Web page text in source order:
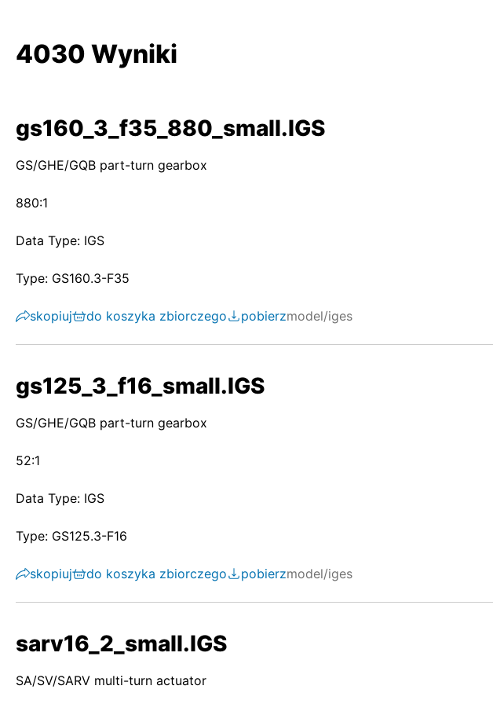
4030 Wyniki
gs160_3_f35_880_small.IGS
GS/GHE/GQB part-turn gearbox
880:1
Data Type: IGS
Type: GS160.3-F35
skopiuj do koszyka zbiorczego pobierzmodel/iges
gs125_3_f16_small.IGS
GS/GHE/GQB part-turn gearbox
52:1
Data Type: IGS
Type: GS125.3-F16
skopiuj do koszyka zbiorczego pobierzmodel/iges
sarv16_2_small.IGS
SA/SV/SARV multi-turn actuator